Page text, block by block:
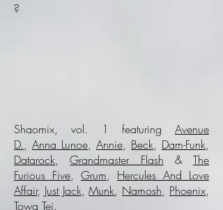
Shaomix, vol. 1 featuring Avenue
D., Anna Lunoe, Annie, Beck, Dam-Funk,
Datarock,Grandmaster Flash & The
Furious Five, Grum, Hercules And Love
Affair, Just Jack,Munk, Namosh, Phoenix,
Towa Tei.
?